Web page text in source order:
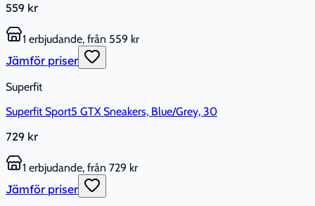
559 kr
1 erbjudande, från 559 kr
Jämför priser
Superfit
Superfit Sport5 GTX Sneakers, Blue/Grey, 30
729 kr
1 erbjudande, från 729 kr
Jämför priser